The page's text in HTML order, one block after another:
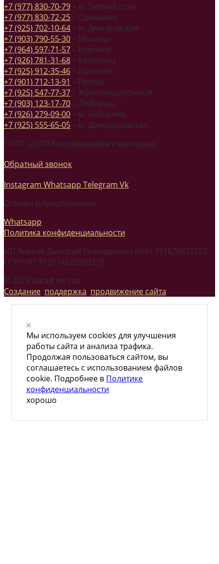
+7 (977) 830-70-79 – м. Теплый стан
+7 (977) 830-72-25 – Одинцово
+7 (925) 702-10-64 – м. Дмитровская
+7 (903) 790-55-30 – Мытищи
+7 (964) 597-71-57 – Королев
+7 (926) 781-31-68 – Балашиха
+7 (925) 912-35-46 – Щелково
+7 (901) 712-13-91 – Реутов
+7 (925) 547-77-37 – Железнодорожный
+7 (903) 123-17-70 – Люберцы
+7 (926) 279-09-00 – м. Бибирево
+7 (925) 555-65-05 – м. Домодедовская
10:00 - 21:00 без перерывов и выходных
Обратный звонок
Instagram Whatsapp Telegram Vk
Отзывы и предложения:
Whatsapp
Политика конфиденциальности
ИП Яньков Дмитрий Геннадьевич ИНН 771870831123
ОГРНИП 312774622000318
© 2023 Шкаф мечты
Создание, поддержка, продвижение сайта
Мы используем cookies для улучшения
работы сайта и анализа трафика.
Продолжая пользоваться сайтом, вы
соглашаетесь с использованием файлов
cookie. Подробнее в Политике
конфиденциальности
хорошо